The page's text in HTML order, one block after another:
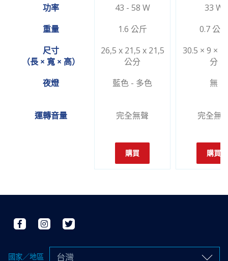
功率
43 - 58 W
33 W
重量
1.6 公斤
0.7 公斤
尺寸
（長 × 寬 × 高）
26,5 x 21,5 x 21,5
公分
30.5 × 9 ×
分
夜燈
藍色 - 多色 無
運轉音量 完全無聲 完全無
購買 購買
國家／地區 台灣